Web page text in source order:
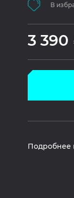
В
3 390
Подробнее